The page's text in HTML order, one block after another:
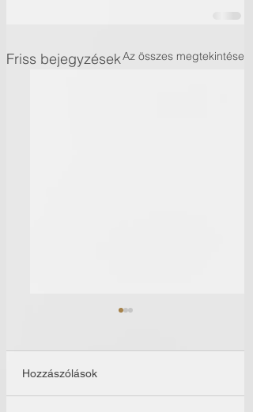
Friss bejegyzésekAz összes megtekintése
Hozzászólások